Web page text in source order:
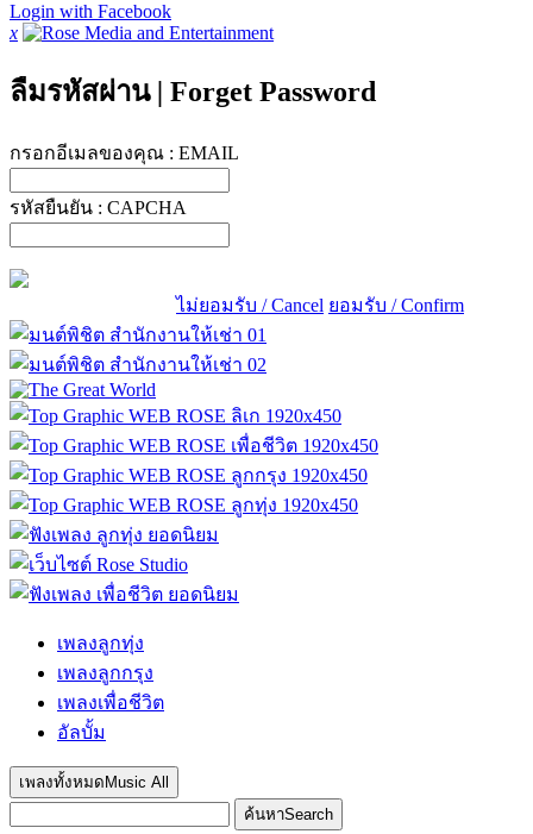
Login with Facebook
x
ลืมรหัสผ่าน | Forget Password
กรอกอีเมลของคุณ : EMAIL
รหัสยืนยัน : CAPCHA
ไม่ยอมรับ / Cancel ยอมรับ / Confirm
เพลงลูกทุ่ง
เพลงลูกกรุง
เพลงเพื่อชีวิต
อัลบั้ม
เพลงทั้งหมด Music All
ค้นหาSearch